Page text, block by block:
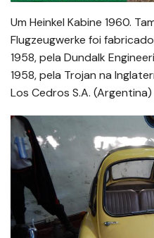
Um Heinkel Kabine 1960.
Flugzeugwerke foi
1958, pela Dundalk
1958, pela Trojan na
Los Cedros S.A.